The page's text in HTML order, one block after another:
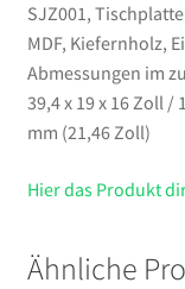
SJZ001,
MDF, Kiefernholz,
Abmessungen im
39,4 x 19 x 16 Zoll /
mm (21,46 Zoll)
Hier das Produkt
Ähnliche